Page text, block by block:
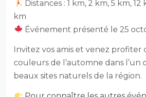
Distances : 1 km, 2 km, 5 km, 12
km
Événement présenté le 25
Invitez vos amis et venez profiter
couleurs de l’automne dans l’un
beaux sites naturels de la région.